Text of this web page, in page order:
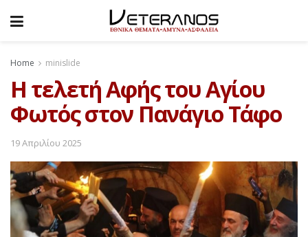
Home minislide
H τελετή Αφής του Αγίου
Φωτός στον Πανάγιο Τάφο
19 Απριλίου 2025